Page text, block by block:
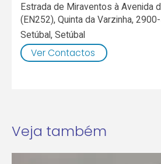
Estrada de Miraventos à Avenida
(EN252), Quinta da Varzinha,
Setúbal,Setúbal
Ver Contactos
Veja também